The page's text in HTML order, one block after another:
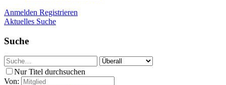
Anmelden Registrieren
Aktuelles Suche
Suche
Nur Titel durchsuchen
Von: